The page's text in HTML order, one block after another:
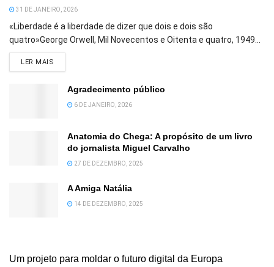
31 DE JANEIRO, 2026
«Liberdade é a liberdade de dizer que dois e dois são
quatro»George Orwell, Mil Novecentos e Oitenta e quatro, 1949...
LER MAIS
Agradecimento público
6 DE JANEIRO, 2026
Anatomia do Chega: A propósito de um livro
do jornalista Miguel Carvalho
27 DE DEZEMBRO, 2025
A Amiga Natália
14 DE DEZEMBRO, 2025
Um projeto para moldar o futuro digital da Europa